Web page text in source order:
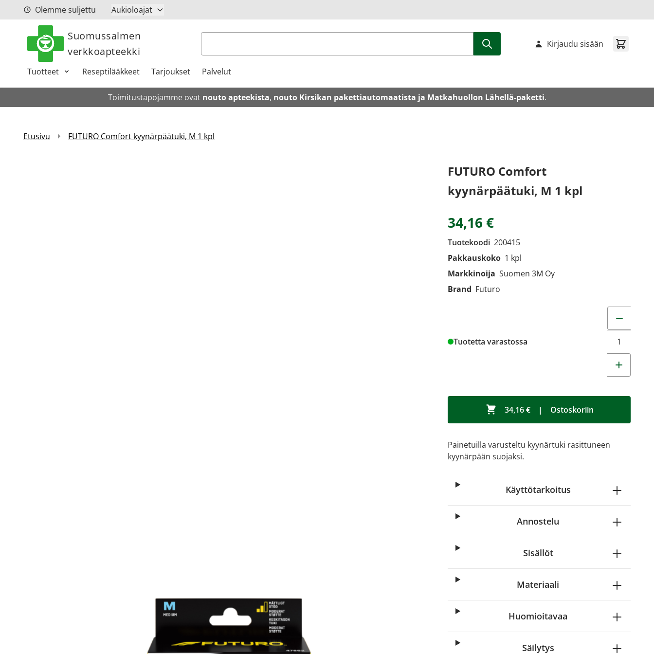
Siirry sisältöönOlemme suljettu Aukioloajat
Suomussalmen
verkkoapteekki
Haku
Tuotteet Reseptilääkkeet Tarjoukset Palvelut
Kirjaudu sisään
Toimitustapojamme ovat nouto apteekista, nouto Kirsikan pakettiautomaatista ja Matkahuollon Lähellä-paketti.
Etusivu FUTURO Comfort kyynärpäätuki, M 1 kpl
FUTURO Comfort
kyynärpäätuki, M 1 kpl
34,16 €
Tuotekoodi 200415
Pakkauskoko 1 kpl
Markkinoija Suomen 3M Oy
Brand Futuro
Tuotetta varastossa
34,16 € | Ostoskoriin
Painetuilla varusteltu kyynärtuki rasittuneen
kyynärpään suojaksi.
Käyttötarkoitus
Annostelu
Sisällöt
Materiaali
Huomioitavaa
Säilytys